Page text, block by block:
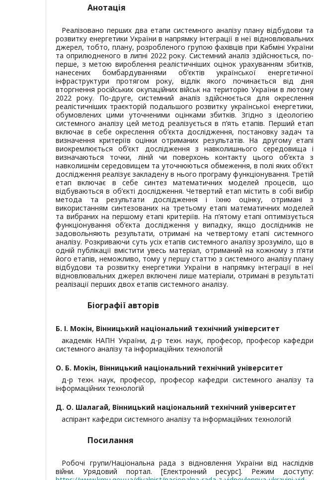
Анотація
Реалізовано перших два етапи системного аналізу плану відбудови та
розвитку енергетики України в напрямку інтеграції в неї відновлювальних
джерел, тобто, плану, розробленого групою фахівців при Кабміні України
та оприлюдненого в липні 2022 року. Системний аналіз здійснюється, по-
перше, з метою вироблення реалістичніших оцінок урахуванням збитків,
нанесених бомбардуваннями об’єктів української енергетичної
інфраструктури протягом року, відлік якого починається від дня
вторгнення російських окупаційних військ на територію України в лютому
2022 року. По-друге, системний аналіз здійснюється для окреслення
реалістичніших траєкторій подальшого розвитку української енергетики,
обумовлених цими уточненими оцінками збитків. Згідно з ідеологією
системного аналізу цей метод реалізується в п’ять етапів. Перший етап
включає в себе окреслення об’єкта дослідження, постановку задач та
визначення критеріїв оцінки отриманих результатів. На другому етапі
виокремлюється об’єкт дослідження з навколишнього середовища і
визначаються точки, ліній чи поверхонь контакту цього об’єкта з
навколишнім середовищем та уточнюються обмеження, в полі яких об’єкт
дослідження реалізує закладену в нього програму функціонування. Третій
етап включає в себе синтез математичних моделей процесів, що
відбуваються в об’єкті дослідження. Четвертий етап містить в собі вибір
метода та результати дослідження і їхню оцінку, отримані з
використанням синтезованих на третьому етапі математичних моделей
та вибраних на першому етапі критеріїв. На п’ятому етапі оптимізується
функціонування об’єкта дослідження у випадку, якщо дослідників не
задовольняють результати, отримані на четвертому етапі системного
аналізу. Розкриваючи суть усіх етапів системного аналізу зрозуміло, що в
одній публікації вмістити увесь матеріал, отриманий на кожному з п’яти
його етапів, неможливо, тому у першу статтю з системного аналізу плану
відбудови та розвитку енергетики України в напрямку інтеграції в неї
відновлювальних джерел включені лише матеріали, отримані в результаті
реалізації перших двох етапів системного аналізу.
Біографії авторів
Б. І. Мокін, Вінницький національний технічний університет
академік НАПН України, д-р техн. наук, професор, професор кафедри
системного аналізу та інформаційних технологій
О. Б. Мокін, Вінницький національний технічний університет
д-р техн. наук, професор, професор кафедри системного аналізу та
інформаційних технологій
Д. О. Шалагай, Вінницький національний технічний університет
аспірант кафедри системного аналізу та інформаційних технологій
Посилання
Робочі групи/Національна рада з відновлення України від наслідків
війни. Урядовий портал. [Електронний ресурс]. Режим доступу: